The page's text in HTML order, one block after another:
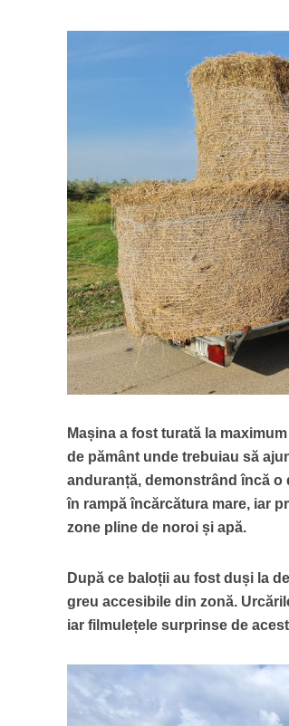
Mașina a fost turată la
de pământ unde trebuiau să
anduranță, demonstrând încă o
în rampă încărcătura mare, iar
zone pline de noroi și apă.
După ce baloții au fost duși la
greu accesibile din zonă.
iar filmulețele surprinse de